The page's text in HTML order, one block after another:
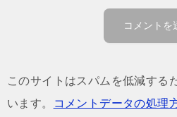
このサイトはスパムを低減する
います。
コメントデータの処理